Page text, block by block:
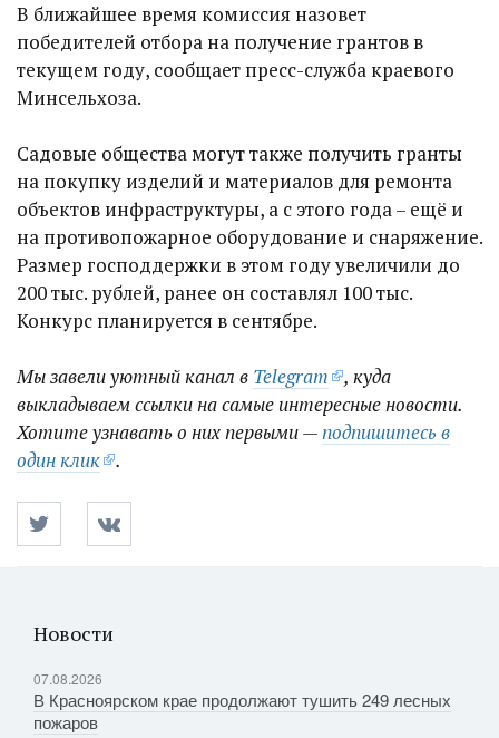
В ближайшее время комиссия назовет
победителей отбора на получение грантов в
текущем году, сообщает пресс-служба краевого
Минсельхоза.
Садовые общества могут также получить гранты
на покупку изделий и материалов для ремонта
объектов инфраструктуры, а с этого года – ещё и
на противопожарное оборудование и снаряжение.
Размер господдержки в этом году увеличили до
200 тыс. рублей, ранее он составлял 100 тыс.
Конкурс планируется в сентябре.
Мы завели уютный канал в Telegram
, куда
выкладываем ссылки на самые интересные новости.
Хотите узнавать о них первыми —подпишитесь в
один клик
.
Новости
07.08.2026
В Красноярском крае продолжают тушить 249 лесных
пожаров